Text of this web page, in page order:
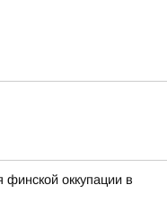
оккупации в